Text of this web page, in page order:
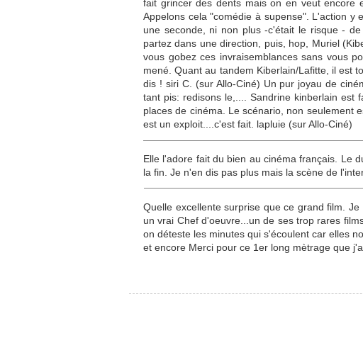
fait grincer des dents mais on en veut encore
Appelons cela "comédie à supense". L'action
une seconde, ni non plus -c'était le risque -
partez dans une direction, puis, hop, Muriel
vous gobez ces invraisemblances sans vous
mené. Quant au tandem Kiberlain/Lafitte, il est
dis ! siri C. (sur Allo-Ciné) Un pur joyau de
tant pis: redisons le,.... Sandrine kinberlain
places de cinéma. Le scénario, non seulement
est un exploit....c'est fait. lapluie (sur Allo-Ciné)
Elle l'adore fait du bien au cinéma français. Le
la fin. Je n'en dis pas plus mais la scène de
Quelle excellente surprise que ce grand film.
un vrai Chef d'oeuvre...un de ses trop rares
on déteste les minutes qui s'écoulent car elles
et encore Merci pour ce 1er long mètrage que